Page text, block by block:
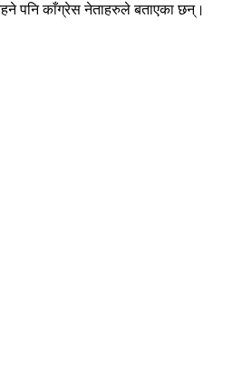
पनि काँग्रेस नेताहरुले बताएका छन्।